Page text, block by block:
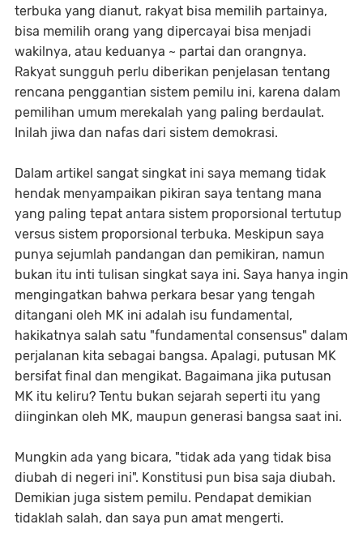
terbuka yang dianut, rakyat bisa memilih partainya,
bisa memilih orang yang dipercayai bisa menjadi
wakilnya, atau keduanya ~ partai dan orangnya.
Rakyat sungguh perlu diberikan penjelasan tentang
rencana penggantian sistem pemilu ini, karena dalam
pemilihan umum merekalah yang paling berdaulat.
Inilah jiwa dan nafas dari sistem demokrasi.
Dalam artikel sangat singkat ini saya memang tidak
hendak menyampaikan pikiran saya tentang mana
yang paling tepat antara sistem proporsional tertutup
versus sistem proporsional terbuka. Meskipun saya
punya sejumlah pandangan dan pemikiran, namun
bukan itu inti tulisan singkat saya ini. Saya hanya ingin
mengingatkan bahwa perkara besar yang tengah
ditangani oleh MK ini adalah isu fundamental,
hakikatnya salah satu "fundamental consensus" dalam
perjalanan kita sebagai bangsa. Apalagi, putusan MK
bersifat final dan mengikat. Bagaimana jika putusan
MK itu keliru? Tentu bukan sejarah seperti itu yang
diinginkan oleh MK, maupun generasi bangsa saat ini.
Mungkin ada yang bicara, "tidak ada yang tidak bisa
diubah di negeri ini". Konstitusi pun bisa saja diubah.
Demikian juga sistem pemilu. Pendapat demikian
tidaklah salah, dan saya pun amat mengerti.